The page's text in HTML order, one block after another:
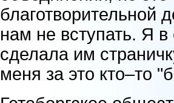
благотворительной
нам не вступать. Я
сделала им
меня за это кто–то